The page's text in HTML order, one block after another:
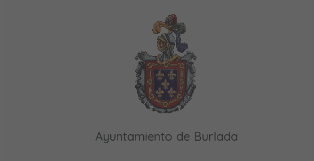
Ayuntamiento de Burlada